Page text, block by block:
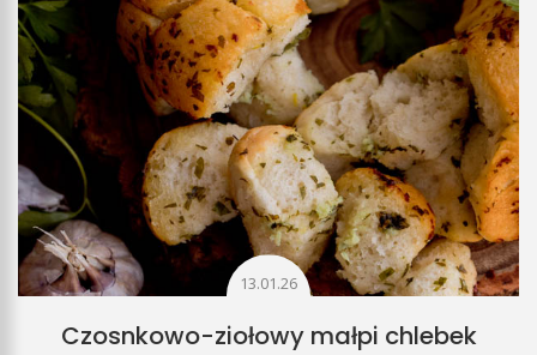
13.01.26
Czosnkowo-ziołowy małpi chlebek